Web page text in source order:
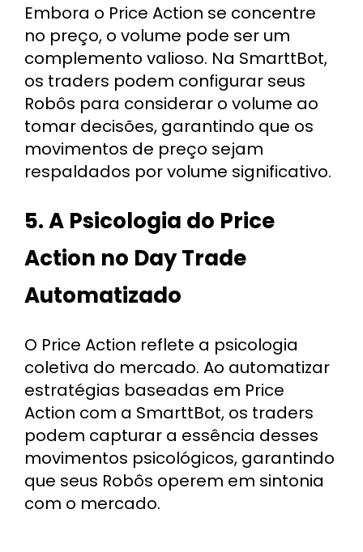
Embora o Price Action se concentre
no preço, o volume pode ser um
complemento valioso. Na SmarttBot,
os traders podem configurar seus
Robôs para considerar o volume ao
tomar decisões, garantindo que os
movimentos de preço sejam
respaldados por volume significativo.
5. A Psicologia do Price
Action no Day Trade
Automatizado
O Price Action reflete a psicologia
coletiva do mercado. Ao automatizar
estratégias baseadas em Price
Action com a SmarttBot, os traders
podem capturar a essência desses
movimentos psicológicos, garantindo
que seus Robôs operem em sintonia
com o mercado.